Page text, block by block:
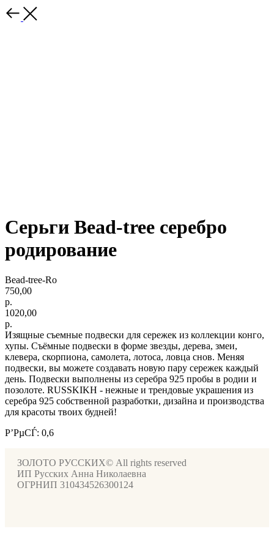
Серьги Bead-tree серебро
родирование
Bead-tree-Ro
750,00
р.
1020,00
р.
Изящные съемные подвески для сережек из коллекции конго,
хупы. Съёмные подвески в форме звезды, дерева, змеи,
клевера, скорпиона, самолета, лотоса, ловца снов. Меняя
подвески, вы можете создавать новую пару сережек каждый
день. Подвески выполнены из серебра 925 пробы в родии и
позолоте. RUSSKIKH - нежные и трендовые украшения из
серебра 925 собственной разработки, дизайна и производства
для красоты твоих будней!
Р’РµСЃ: 0,6
ЗОЛОТО РУССКИХ© All rights reserved
ИП Русских Анна Николаевна
ОГРНИП 310434526300124